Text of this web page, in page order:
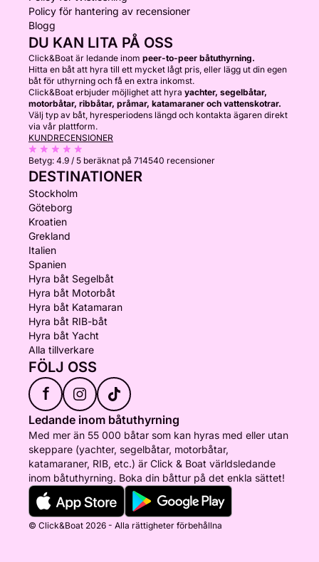
Policy för hantering av recensioner
Blogg
DU KAN LITA PÅ OSS
Click&Boat är ledande inom peer-to-peer båtuthyrning.
Hitta en båt att hyra till ett mycket lågt pris, eller lägg ut din egen
båt för uthyrning och få en extra inkomst.
Click&Boat erbjuder möjlighet att hyra yachter, segelbåtar,
motorbåtar, ribbåtar, pråmar, katamaraner och vattenskotrar.
Välj typ av båt, hyresperiodens längd och kontakta ägaren direkt
via vår plattform.
KUNDRECENSIONER
Betyg: 4.9 / 5 beräknat på 714540 recensioner
DESTINATIONER
Stockholm
Göteborg
Kroatien
Grekland
Italien
Spanien
Hyra båt Segelbåt
Hyra båt Motorbåt
Hyra båt Katamaran
Hyra båt RIB-båt
Hyra båt Yacht
Alla tillverkare
FÖLJ OSS
f
Ledande inom båtuthyrning
Med mer än 55 000 båtar som kan hyras med eller utan
skeppare (yachter, segelbåtar, motorbåtar,
katamaraner, RIB, etc.) är Click & Boat världsledande
inom båtuthyrning. Boka din båttur på det enkla sättet!
© Click&Boat 2026 - Alla rättigheter förbehållna